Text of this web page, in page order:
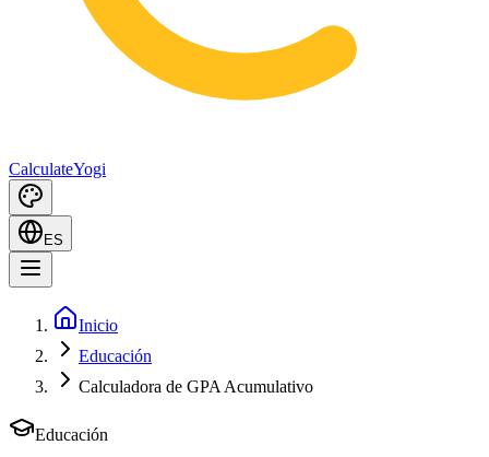
CalculateYogi
ES
Inicio
Educación
Calculadora de GPA Acumulativo
Educación